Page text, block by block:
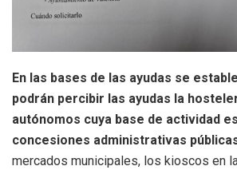
En las bases de las ayudas se
podrán percibir las ayudas la
autónomos cuya base de actividad
concesiones administrativas
mercados municipales, los kioscos en